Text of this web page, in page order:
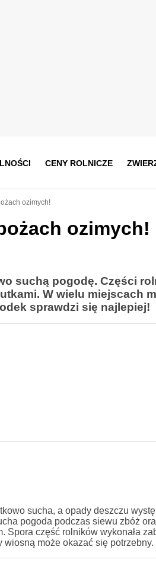
CENY ROLNICZE
ozimych!
ozimych!
suchą pogodę. Części
W wielu miejscach
sprawdzi się najlepiej!
sucha, a opady deszczu
pogoda podczas siewu zbóż
część rolników wykonała
może okazać się